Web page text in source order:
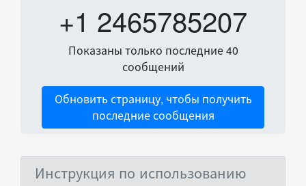
+1 2465785207
Показаны только последние 40
сообщений
Обновить страницу, чтобы получить
последние сообщения
Инструкция по использованию